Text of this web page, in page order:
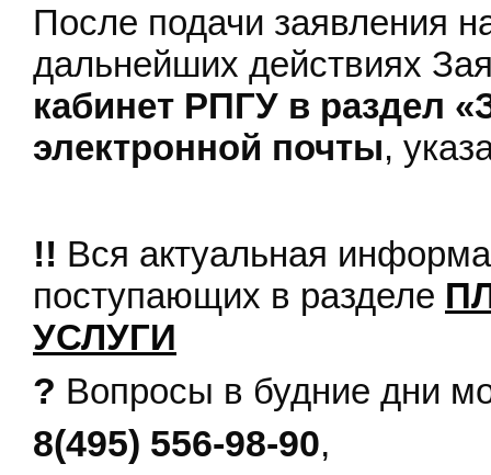
После подачи заявления
дальнейших действиях
кабинет РПГУ в раздел
электронной почты,
!! Вся актуальная
поступающих в разделе
УСЛУГИ
? Вопросы в будние дни
8(495) 556-98-90,